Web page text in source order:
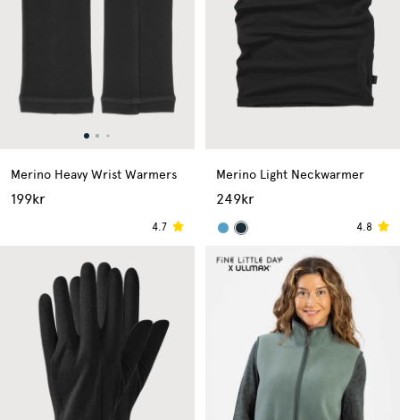
Merino Heavy Wrist Warmers
199kr
4.7
Merino Light Neckwarmer
249kr
4.8